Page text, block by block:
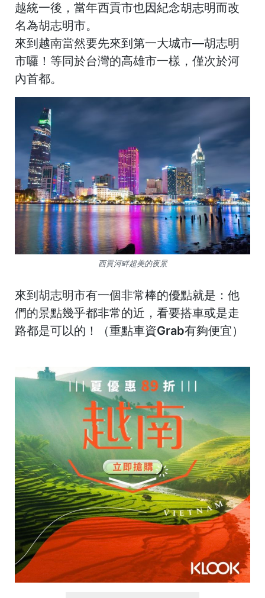
越統一後，當年西貢市也因紀念胡志明而改
名為胡志明市。
來到越南當然要先來到第一大城市—胡志明
市囉！等同於台灣的高雄市一樣，僅次於河
內首都。
西貢河畔超美的夜景
來到胡志明市有一個非常棒的優點就是：他
們的景點幾乎都非常的近，看要搭車或是走
路都是可以的！（重點車資Grab有夠便宜）